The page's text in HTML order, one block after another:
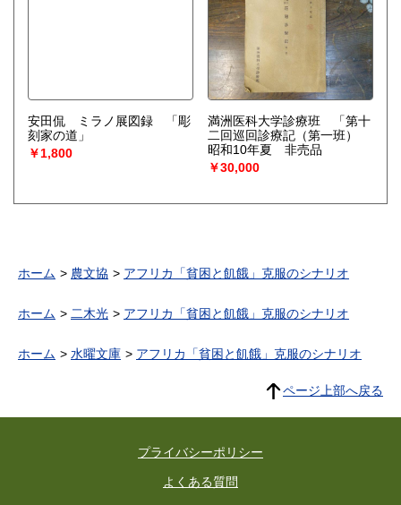
安田侃 ミラノ展図録 「彫
刻家の道」
￥1,800
満洲医科大学診療班 「第十
二回巡回診療記（第一班）
昭和10年夏 非売品
￥30,000
ホーム 農文協 アフリカ「貧困と飢餓」克服のシナリオ
ホーム 二木光 アフリカ「貧困と飢餓」克服のシナリオ
ホーム 水曜文庫 アフリカ「貧困と飢餓」克服のシナリオ
ページ上部へ戻る
プライバシーポリシー
よくある質問